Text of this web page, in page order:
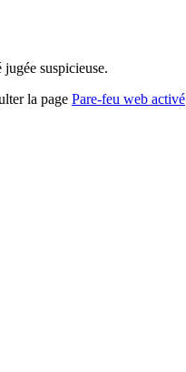
suspicieuse.
la page Pare-feu web activé